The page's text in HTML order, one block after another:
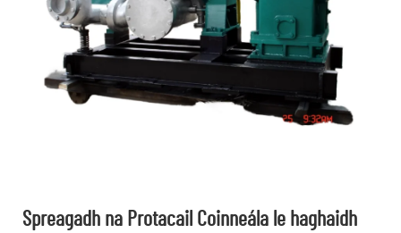
Spreagadh na Protacail Coinneála le haghaidh